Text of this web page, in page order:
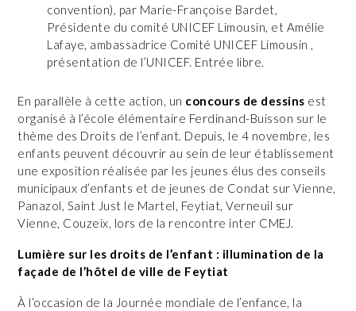
convention), par Marie-Françoise Bardet,
Présidente du comité UNICEF Limousin, et Amélie
Lafaye, ambassadrice Comité UNICEF Limousin ,
présentation de l’UNICEF. Entrée libre.
En parallèle à cette action, un concours de dessins est
organisé à l’école élémentaire Ferdinand-Buisson sur le
thème des Droits de l’enfant. Depuis, le 4 novembre, les
enfants peuvent découvrir au sein de leur établissement
une exposition réalisée par les jeunes élus des conseils
municipaux d’enfants et de jeunes de Condat sur Vienne,
Panazol, Saint Just le Martel, Feytiat, Verneuil sur
Vienne, Couzeix, lors de la rencontre inter CMEJ.
Lumière sur les droits de l’enfant : illumination de la
façade de l’hôtel de ville de Feytiat
À l’occasion de la Journée mondiale de l’enfance, la